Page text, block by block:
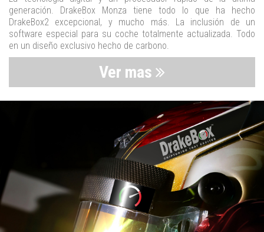
generación. DrakeBox Monza tiene todo lo que ha hecho
DrakeBox2 excepcional, y mucho más. La inclusión de un
software especial para su coche totalmente actualizada. Todo
en un diseño exclusivo hecho de carbono.
Ver mas